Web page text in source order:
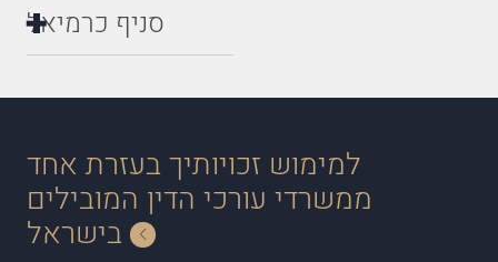
סניף כרמיאל
למימוש זכויותיך בעזרת אחד
ממשרדי עורכי הדין המובילים
בישראל